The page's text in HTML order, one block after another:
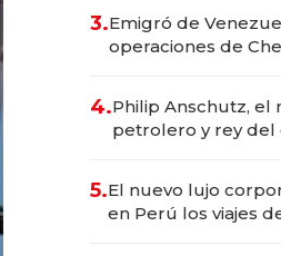
3.Emigró de
operaciones de
4.Philip Anschutz, el
petrolero y rey
5.El nuevo lujo
en Perú los viajes